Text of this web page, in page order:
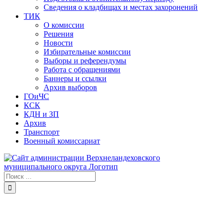
Сведения о кладбищах и местах захоронений
ТИК
О комиссии
Решения
Новости
Избирательные комиссии
Выборы и референдумы
Работа с обращениями
Баннеры и ссылки
Архив выборов
ГОиЧС
КСК
КДН и ЗП
Архив
Транспорт
Военный комиссариат
Результат
поиска: